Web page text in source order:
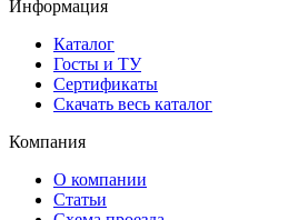
Информация
Каталог
Госты и ТУ
Сертификаты
Скачать весь каталог
Компания
О компании
Статьи